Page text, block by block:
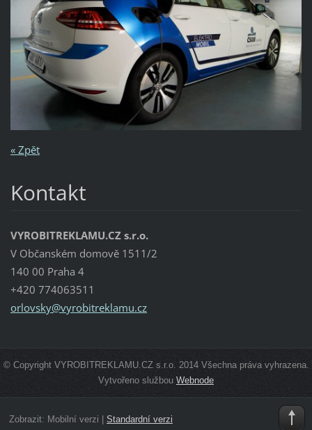
« Zpět
Kontakt
VYROBITREKLAMU.CZ s.r.o.
V Občanském domově 1511/2
140 00 Praha 4
+420 774063511
orlovsky@vyrobitreklamu.cz
© Copyright VYROBITREKLAMU.CZ s.r.o. 2014 Všechna práva vyhrazena.
Vytvořeno službou Webnode
Zobrazit: Mobilní verzi | Standardní verzi